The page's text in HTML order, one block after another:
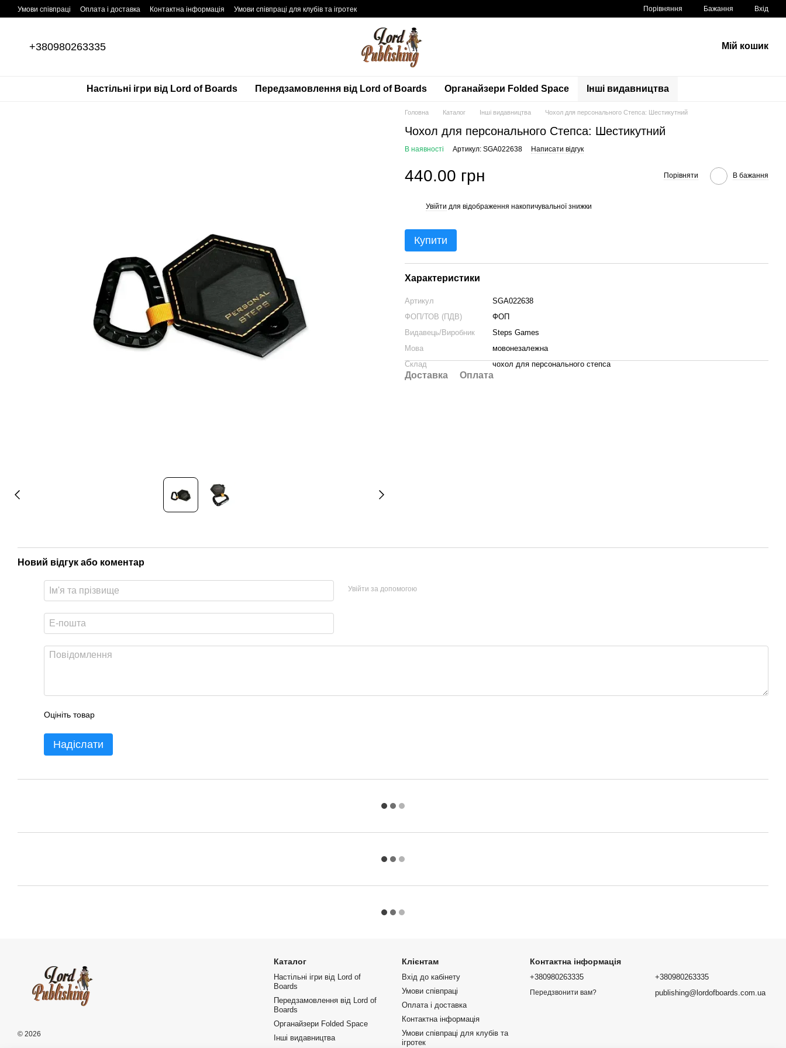
Перейти до основного контенту
Умови співпраці Оплата і доставка Контактна інформація Умови співпраці для клубів та ігротек Порівняння Бажання Вхід
+380980263335 Мій кошик
Настільні ігри від Lord of Boards Передзамовлення від Lord of Boards Органайзери Folded Space Інші видавництва
Головна Каталог Інші видавництва Чохол для персонального Степса: Шестикутний
Чохол для персонального Степса: Шестикутний
В наявності Артикул: SGA022638 Написати відгук
440.00 грн Порівняти В бажання
Увійти для відображення накопичувальної знижки
Купити
Характеристики
Артикул
SGA022638
ФОП/ТОВ (ПДВ)
ФОП
Видавець/Виробник
Steps Games
Мова
мовонезалежна
Склад
чохол для персонального степса
Доставка Оплата
Новий відгук або коментар
Увійти за допомогою
Оцініть товар
Надіслати
© 2026
Каталог
Настільні ігри від Lord of
Boards
Передзамовлення від Lord of
Boards
Органайзери Folded Space
Інші видавництва
Клієнтам
Вхід до кабінету
Умови співпраці
Оплата і доставка
Контактна інформація
Умови співпраці для клубів та
ігротек
Контактна інформація
+380980263335
Передзвонити вам?
+380980263335
publishing@lordofboards.com.ua